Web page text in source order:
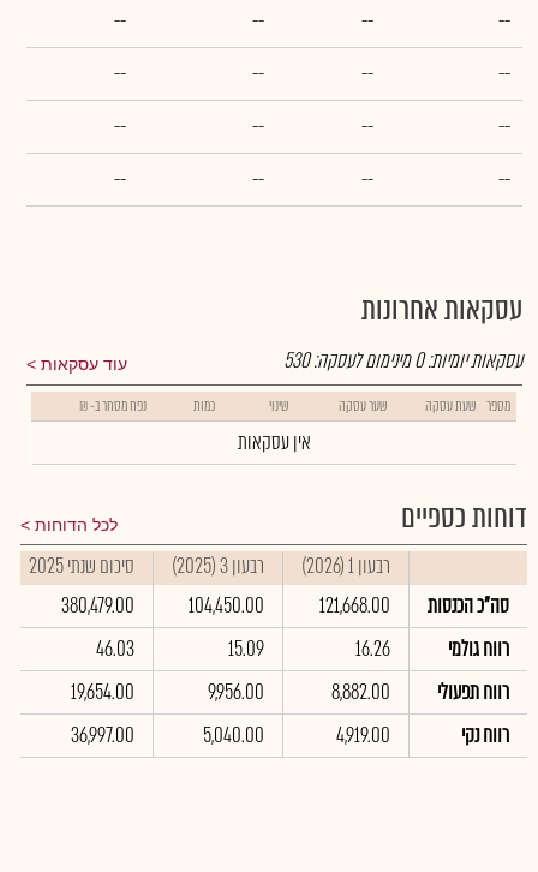
--
--
--
--
--
--
--
--
--
--
--
--
--
--
--
--
עסקאות אחרונות
עוד עסקאות עסקאות יומיות:0מינימום לעסקה:530
מספר שעת עסקה שער עסקה שינוי כמות נפח מסחר ב- ₪
אין עסקאות
דוחות כספיים לכל הדוחות
רבעון 1 (2026) רבעון 3 (2025)
סיכום שנתי 2025
סה"כ הכנסות
121,668.00
104,450.00
380,479.00
רווח גולמי
16.26
15.09
46.03
רווח תפעולי
8,882.00
9,956.00
19,654.00
רווח נקי
4,919.00
5,040.00
36,997.00